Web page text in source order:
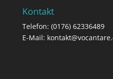
Kontakt
Telefon: (0176) 62336489
E-Mail: